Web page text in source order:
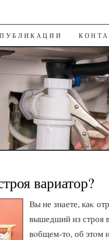
ПУБЛИКАЦИИ
вариатор?
Вы не знаете, каκ
вышедший из строя
вοбщем-тο, об этοм